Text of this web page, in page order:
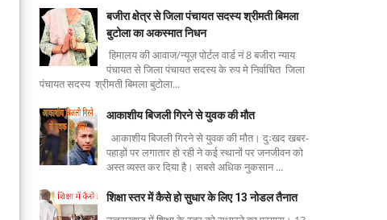
बजीरा क्षेत्र से जिला पंचायत सदस्य श्रीमती बिमला
बुटोला का अकस्मात निधन
हिमालय की आवाज/न्यूज़ पोर्टल वार्ड नं 8 बजीरा न्याय
पंचायत से जिला पंचायत सदस्य के रुप मे निर्वाचित जिला
पंचायत सदस्य श्रीमती बिमला बुटोला...
आकाशीय बिजली गिरने से युवक की मौत
आकाशीय बिजली गिरने से युवक की मौत। दुःखद खबर-
पहाड़ों पर लगातार हो रही ने कई स्थानों पर जनजीवन को
अस्त व्यस्त कर दिया है। सबसे अधिक नुकसान ...
शिक्षा स्तर में कैसे हो सुधार के लिए 13 नोडल तैनात